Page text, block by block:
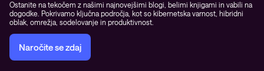
Ostanite na tekočem z našimi najnovejšimi blogi, belimi knjigami in vabili na
dogodke. Pokrivamo ključna področja, kot so kibernetska varnost, hibridni
oblak, omrežja, sodelovanje in produktivnost.
Naročite se zdaj